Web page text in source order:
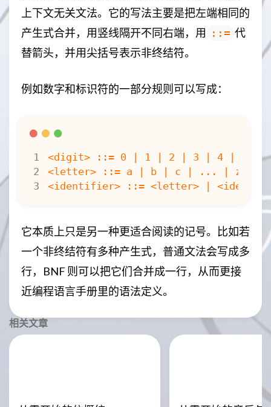
上下文无关文法。它的写法主要是把左端相同的
产生式合并，用竖线隔开不同右端，用
::= 代
替箭头，并用尖括号表示非终结符。
例如数字和标识符的一部分规则可以写成：
它本质上只是另一种更适合阅读的记号。比如若
一个非终结符有多种产生式，普通文法会写成多
行，BNF 则可以把它们合并成一行，从而更接
近编程语言手册里的语法定义。
相关文章